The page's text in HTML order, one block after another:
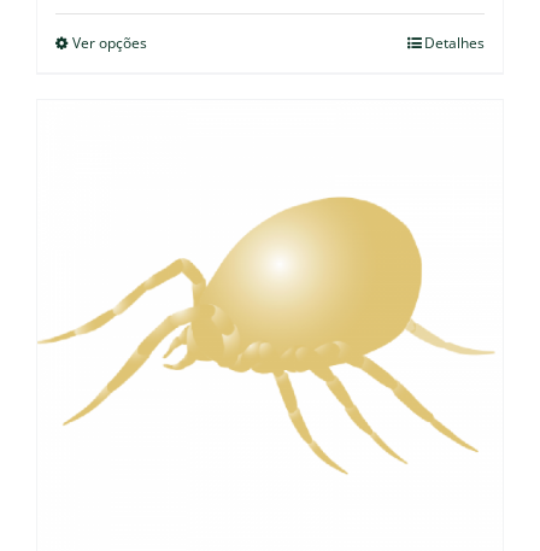
Ver opções Detalhes